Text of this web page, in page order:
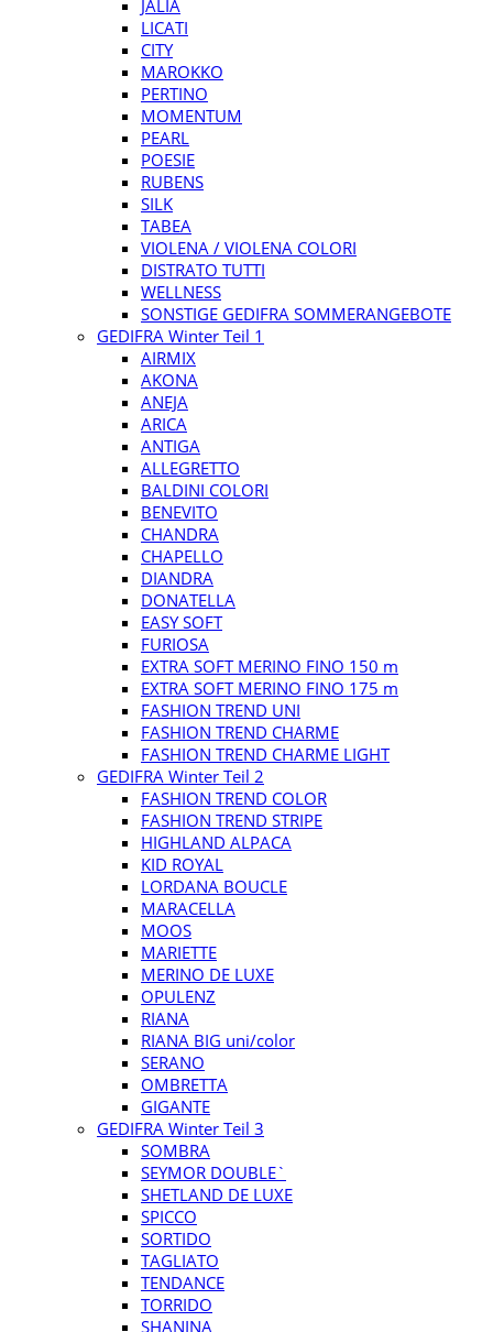
JALIA
LICATI
CITY
MAROKKO
PERTINO
MOMENTUM
PEARL
POESIE
RUBENS
SILK
TABEA
VIOLENA / VIOLENA COLORI
DISTRATO TUTTI
WELLNESS
SONSTIGE GEDIFRA SOMMERANGEBOTE
GEDIFRA Winter Teil 1
AIRMIX
AKONA
ANEJA
ARICA
ANTIGA
ALLEGRETTO
BALDINI COLORI
BENEVITO
CHANDRA
CHAPELLO
DIANDRA
DONATELLA
EASY SOFT
FURIOSA
EXTRA SOFT MERINO FINO 150 m
EXTRA SOFT MERINO FINO 175 m
FASHION TREND UNI
FASHION TREND CHARME
FASHION TREND CHARME LIGHT
GEDIFRA Winter Teil 2
FASHION TREND COLOR
FASHION TREND STRIPE
HIGHLAND ALPACA
KID ROYAL
LORDANA BOUCLE
MARACELLA
MOOS
MARIETTE
MERINO DE LUXE
OPULENZ
RIANA
RIANA BIG uni/color
SERANO
OMBRETTA
GIGANTE
GEDIFRA Winter Teil 3
SOMBRA
SEYMOR DOUBLE`
SHETLAND DE LUXE
SPICCO
SORTIDO
TAGLIATO
TENDANCE
TORRIDO
SHANINA